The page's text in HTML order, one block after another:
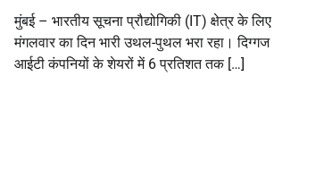
मुंबई – भारतीय सूचना प्रौद्योगिकी (IT) क्षेत्र के लिए
मंगलवार का दिन भारी उथल-पुथल भरा रहा। दिग्गज
आईटी कंपनियों के शेयरों में 6 प्रतिशत तक […]